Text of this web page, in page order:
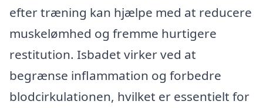
efter træning kan hjælpe med at reducere
muskelømhed og fremme hurtigere
restitution. Isbadet virker ved at
begrænse inflammation og forbedre
blodcirkulationen, hvilket er essentielt for